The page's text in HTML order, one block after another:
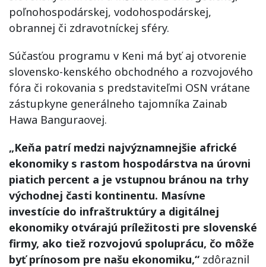
poľnohospodárskej, vodohospodárskej,
obrannej či zdravotníckej sféry.
Súčasťou programu v Keni má byť aj otvorenie
slovensko-kenského obchodného a rozvojového
fóra či rokovania s predstaviteľmi OSN vrátane
zástupkyne generálneho tajomníka Zainab
Hawa Banguraovej.
„Keňa patrí medzi najvýznamnejšie africké
ekonomiky s rastom hospodárstva na úrovni
piatich percent a je vstupnou bránou na trhy
východnej časti kontinentu. Masívne
investície do infraštruktúry a digitálnej
ekonomiky otvárajú príležitosti pre slovenské
firmy, ako tiež rozvojovú spoluprácu, čo môže
byť prínosom pre našu ekonomiku,“ zdôraznil